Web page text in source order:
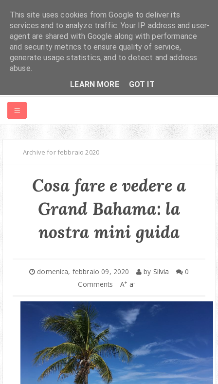
HOME
MONDO
BRIANZA
COLLABORAZIONI
Archive for febbraio 2020
Cosa fare e vedere a
Grand Bahama: la
nostra mini guida
domenica, febbraio 09, 2020 by Silvia
0
Comments
A+ a-
This site uses cookies from Google to deliver its
services and to analyze traffic. Your IP address and user-
agent are shared with Google along with performance
and security metrics to ensure quality of service,
generate usage statistics, and to detect and address
abuse.
LEARN MORE
GOT IT